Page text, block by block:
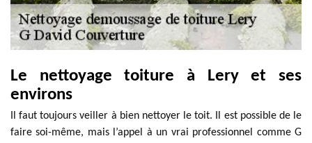
Le nettoyage toiture à Lery et ses
environs
Il faut toujours veiller à bien nettoyer le toit. Il est possible de le
faire soi-même, mais l’appel à un vrai professionnel comme G